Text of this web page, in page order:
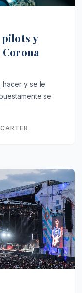
pilots y
Corona
hacer y se le
se